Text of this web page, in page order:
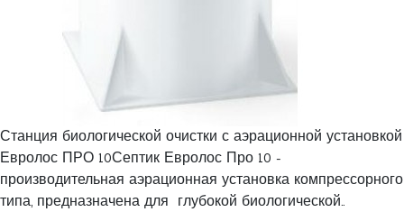
Станция биологической очистки с аэрационной установкой
Евролос ПРО 10Септик Евролос Про 10 -
производительная аэрационная установка компрессорного
типа, предназначена для глубокой биологической..